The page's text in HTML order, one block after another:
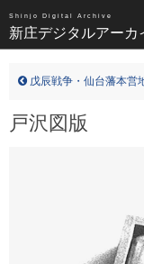
Shinjo Digital Archive
新庄デジタルアーカ
近世（14）
タグ全一覧
戊辰戦争・仙台藩本営地跡
戸沢図版